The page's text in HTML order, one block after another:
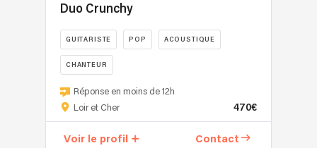
Duo Crunchy
GUITARISTE POP ACOUSTIQUE
CHANTEUR
CRUNCHY,
c'est
Réponse en moins de 12h
Loir et Cher
470€
Voir le profil Contact